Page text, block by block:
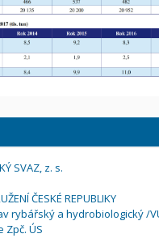
SVAZ, z. s.
ČESKÉ REPUBLIKY
rybářský a hydrobiologický /
Zpč. ÚS